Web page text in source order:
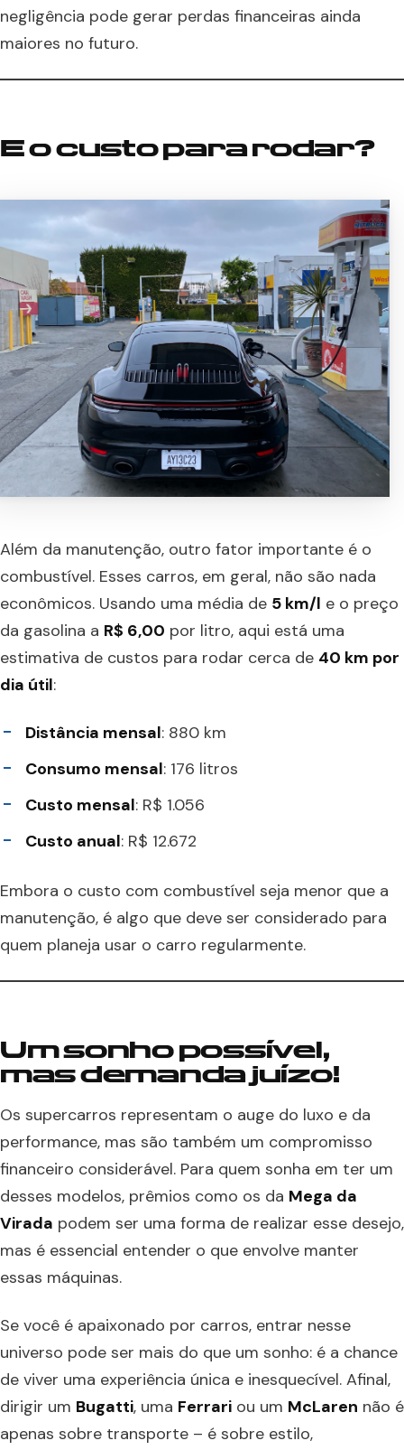
negligência pode gerar perdas financeiras ainda
maiores no futuro.
E o custo para rodar?
Além da manutenção, outro fator importante é o
combustível. Esses carros, em geral, não são nada
econômicos. Usando uma média de 5 km/l e o preço
da gasolina a R$ 6,00 por litro, aqui está uma
estimativa de custos para rodar cerca de 40 km por
dia útil:
Distância mensal: 880 km
Consumo mensal: 176 litros
Custo mensal: R$ 1.056
Custo anual: R$ 12.672
Embora o custo com combustível seja menor que a
manutenção, é algo que deve ser considerado para
quem planeja usar o carro regularmente.
Um sonho possível,
mas demanda juízo!
Os supercarros representam o auge do luxo e da
performance, mas são também um compromisso
financeiro considerável. Para quem sonha em ter um
desses modelos, prêmios como os da Mega da
Virada podem ser uma forma de realizar esse desejo,
mas é essencial entender o que envolve manter
essas máquinas.
Se você é apaixonado por carros, entrar nesse
universo pode ser mais do que um sonho: é a chance
de viver uma experiência única e inesquecível. Afinal,
dirigir um Bugatti, uma Ferrari ou um McLaren não é
apenas sobre transporte – é sobre estilo,